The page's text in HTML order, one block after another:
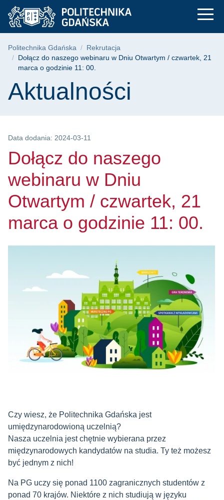
Przejdź
do
menu
Przejdź
do
wyszukiwarki
Przejdź
do
treści
Dołącz do naszego
Ścieżka nawigacyjna
Politechnika Gdańska
Rekrutacja
Dołącz do naszego webinaru w Dniu Otwartym / czwartek, 21
marca o godzinie 11: 00.
Treść strony
Aktualności
Data dodania: 2024-03-11
Dołącz do naszego
webinaru w Dniu
Otwartym / czwartek, 21
marca o godzinie 11: 00.
Czy wiesz, że Politechnika Gdańska jest
umiędzynarodowioną uczelnią?
Nasza uczelnia jest chętnie wybierana przez
międzynarodowych kandydatów na studia. Ty też możesz
być jednym z nich!
Na PG uczy się ponad 1100 zagranicznych studentów z
ponad 70 krajów. Niektóre z nich studiują w języku